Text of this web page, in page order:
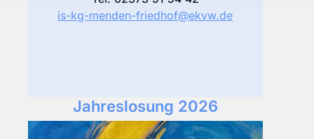
is-kg-menden-friedhof@ekvw.de
Jahreslosung 2026